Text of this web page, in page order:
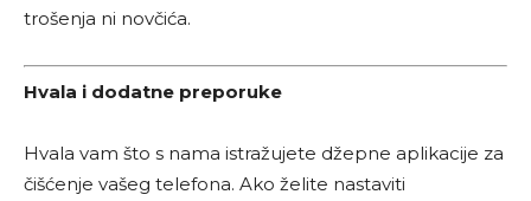
trošenja ni novčića.
Hvala i dodatne preporuke
Hvala vam što s nama istražujete džepne aplikacije za
čišćenje vašeg telefona. Ako želite nastaviti